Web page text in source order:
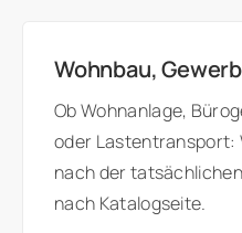
Wohnbau,
Ob Wohnanlage,
oder Lastentransport:
nach der
nach Katalogseite.